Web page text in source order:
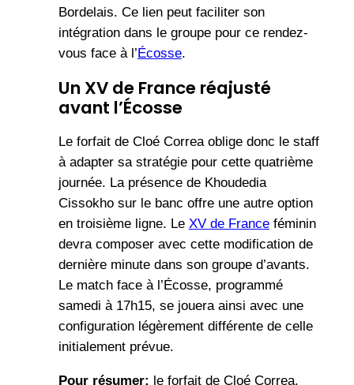
Bordelais. Ce lien peut faciliter son
intégration dans le groupe pour ce rendez-
vous face à l’Écosse.
Un XV de France réajusté
avant l’Écosse
Le forfait de Cloé Correa oblige donc le staff
à adapter sa stratégie pour cette quatrième
journée. La présence de Khoudedia
Cissokho sur le banc offre une autre option
en troisième ligne. Le XV de Franceféminin
devra composer avec cette modification de
dernière minute dans son groupe d’avants.
Le match face à l’Écosse, programmé
samedi à 17h15, se jouera ainsi avec une
configuration légèrement différente de celle
initialement prévue.
Pour résumer: le forfait de Cloé Correa,